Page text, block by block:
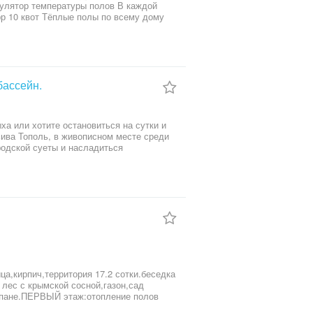
суеты и насладиться
09******42 Пётр На ОЛХ бронь не подтверждаем,бронирование только через расчетный счет. ⸻
с крымской сосной,газон,сад
этаж:отопление полов